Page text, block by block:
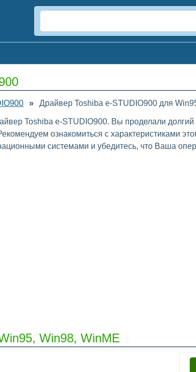
» Драйвер Toshiba e-STUDIO900 для
Toshiba e-STUDIO900. Вы проделали долгий
ознакомиться с характеристиками
системами и убедитесь, что Ваша
Win98, WinME